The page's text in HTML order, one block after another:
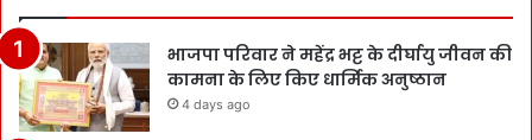
भाजपा परिवार ने महेंद्र भट्ट के दीर्घायु जीवन की
कामना के लिए किए धार्मिक अनुष्ठान
4 days ago